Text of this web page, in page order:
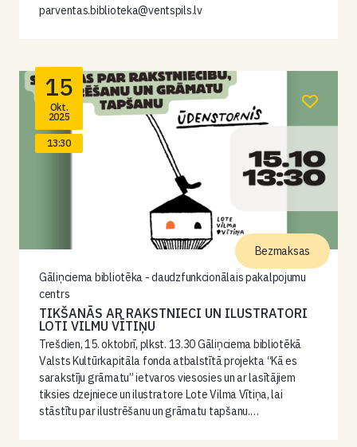
parventas.biblioteka@ventspils.lv
15
Okt.
2025
13:30
Gāliņciema bibliotēka - daudzfunkcionālais pakalpojumu
centrs
TIKŠANĀS AR RAKSTNIECI UN ILUSTRATORI
LOTI VILMU VĪTIŅU
Trešdien, 15. oktobrī, plkst. 13.30 Gāliņciema bibliotēkā
Valsts Kultūrkapitāla fonda atbalstītā projekta “Kā es
sarakstīju grāmatu” ietvaros viesosies un ar lasītājiem
tiksies dzejniece un ilustratore Lote Vilma Vītiņa, lai
stāstītu par ilustrēšanu un grāmatu tapšanu.…
Bezmaksas